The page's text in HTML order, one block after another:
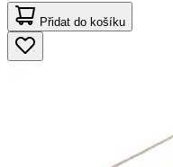
Přidat do košíku